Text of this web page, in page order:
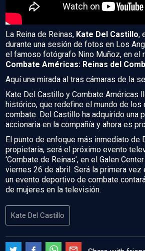
La Reina de Reinas, Kate Del Castillo,
durante una sesión de fotos en Los
el famoso fotógrafo Nino Muñoz, en el
Combate Américas: Reinas del
Aquí una mirada al tras cámaras de la
Kate Del Castillo y Combate Américas
histórico, que redefine el mundo de los
combate. Del Castillo ha adquirido una
accionaria en la compañía y ahora es
El punto de enfoque más inmediato de
propietaria, será el próximo evento
‘Combate de Reinas’, en el Galen
viernes 26 de abril. Será la primera vez
un evento deportivo de combate
de mujeres en la televisión.
Kate Del Castillo